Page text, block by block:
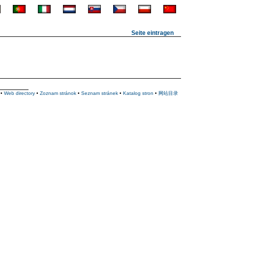
Seite eintragen
• Web directory • Zoznam stránok • Seznam stránek • Katalog stron • 网站目录